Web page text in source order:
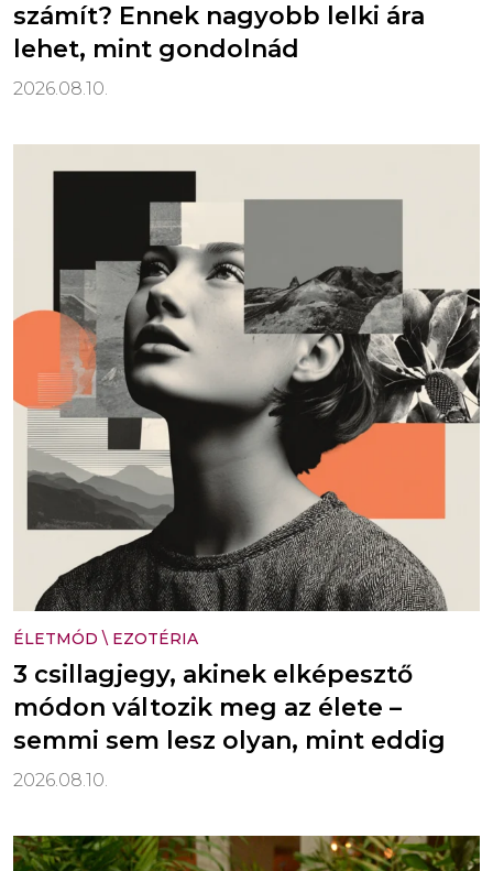
számít? Ennek nagyobb lelki ára
lehet, mint gondolnád
2026.08.10.
ÉLETMÓD \ EZOTÉRIA
3 csillagjegy, akinek elképesztő
módon változik meg az élete –
semmi sem lesz olyan, mint eddig
2026.08.10.